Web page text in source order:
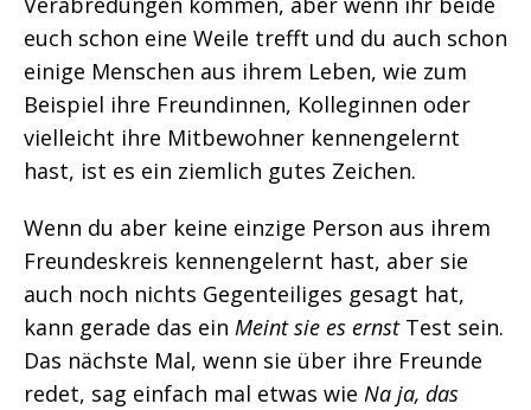
euch schon eine Weile trefft und du auch schon
einige Menschen aus ihrem Leben, wie zum
Beispiel ihre Freundinnen, Kolleginnen oder
vielleicht ihre Mitbewohner kennengelernt
hast, ist es ein ziemlich gutes Zeichen.
Wenn du aber keine einzige Person aus ihrem
Freundeskreis kennengelernt hast, aber sie
auch noch nichts Gegenteiliges gesagt hat,
kann gerade das ein Meint sie es ernstTest sein.
Das nächste Mal, wenn sie über ihre Freunde
redet, sag einfach mal etwas wie Na ja, das